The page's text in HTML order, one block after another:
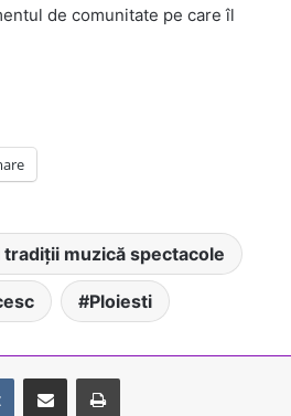
de comunitate pe care îl
tradiții muzică spectacole
Ploiesti
VKontakteShare via Email Tipărește